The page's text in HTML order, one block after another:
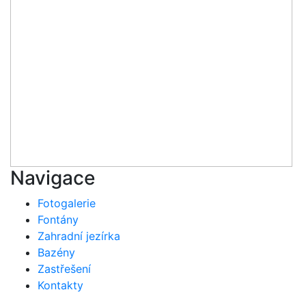
Navigace
Fotogalerie
Fontány
Zahradní jezírka
Bazény
Zastřešení
Kontakty